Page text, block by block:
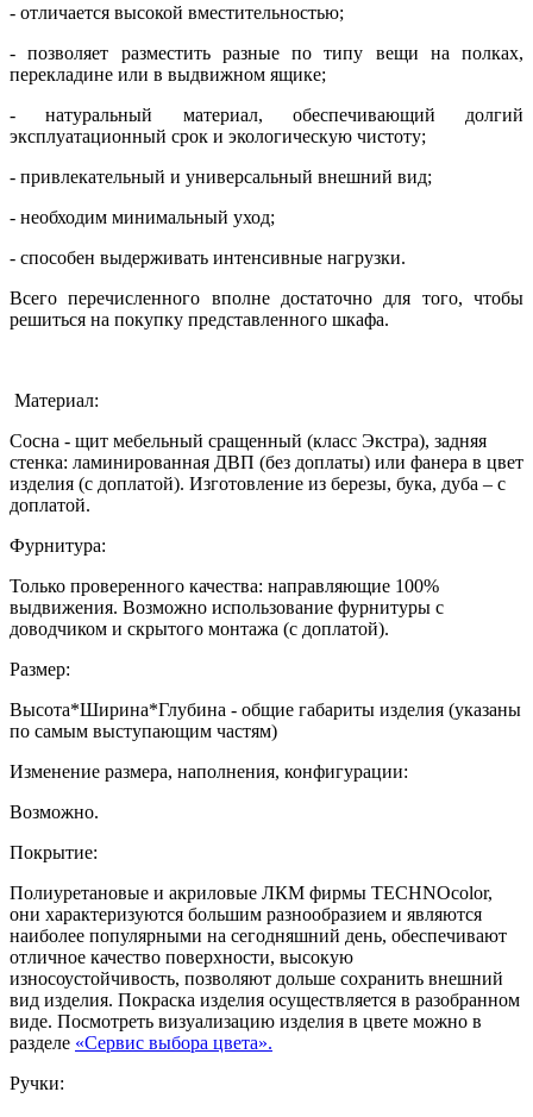
- отличается высокой вместительностью;
- позволяет разместить разные по типу вещи на полках,
перекладине или в выдвижном ящике;
- натуральный материал, обеспечивающий долгий
эксплуатационный срок и экологическую чистоту;
- привлекательный и универсальный внешний вид;
- необходим минимальный уход;
- способен выдерживать интенсивные нагрузки.
Всего перечисленного вполне достаточно для того, чтобы
решиться на покупку представленного шкафа.
Материал:
Сосна - щит мебельный сращенный (класс Экстра), задняя
стенка: ламинированная ДВП (без доплаты) или фанера в цвет
изделия (с доплатой). Изготовление из березы, бука, дуба – с
доплатой.
Фурнитура:
Только проверенного качества: направляющие 100%
выдвижения. Возможно использование фурнитуры с
доводчиком и скрытого монтажа (с доплатой).
Размер:
Высота*Ширина*Глубина - общие габариты изделия (указаны
по самым выступающим частям)
Изменение размера, наполнения, конфигурации:
Возможно.
Покрытие:
Полиуретановые и акриловые ЛКМ фирмы TECHNOcolor,
они характеризуются большим разнообразием и являются
наиболее популярными на сегодняшний день, обеспечивают
отличное качество поверхности, высокую
износоустойчивость, позволяют дольше сохранить внешний
вид изделия. Покраска изделия осуществляется в разобранном
виде. Посмотреть визуализацию изделия в цвете можно в
разделе «Сервис выбора цвета».
Ручки: